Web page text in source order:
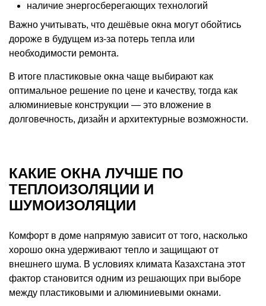
наличие энергосберегающих технологий
Важно учитывать, что дешёвые окна могут обойтись
дороже в будущем из-за потерь тепла или
необходимости ремонта.
В итоге пластиковые окна чаще выбирают как
оптимальное решение по цене и качеству, тогда как
алюминиевые конструкции — это вложение в
долговечность, дизайн и архитектурные возможности.
КАКИЕ ОКНА ЛУЧШЕ ПО
ТЕПЛОИЗОЛЯЦИИ И
ШУМОИЗОЛЯЦИИ
Комфорт в доме напрямую зависит от того, насколько
хорошо окна удерживают тепло и защищают от
внешнего шума. В условиях климата Казахстана этот
фактор становится одним из решающих при выборе
между пластиковыми и алюминиевыми окнами.